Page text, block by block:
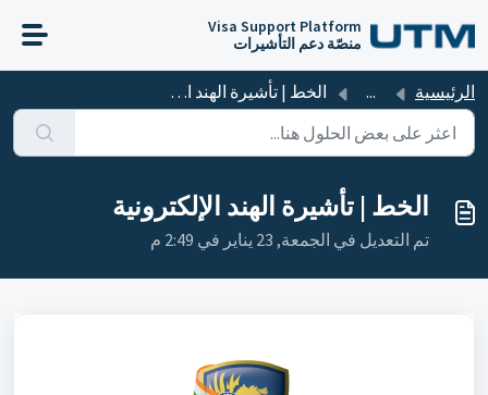
Visa Support Platform
منصّة دعم التأشيرات
الرئيسية ... الخط | تأشيرة الهند الإلكترونية
الخط | تأشيرة الهند الإلكترونية
تم التعديل في الجمعة, 23 يناير في 2:49 م